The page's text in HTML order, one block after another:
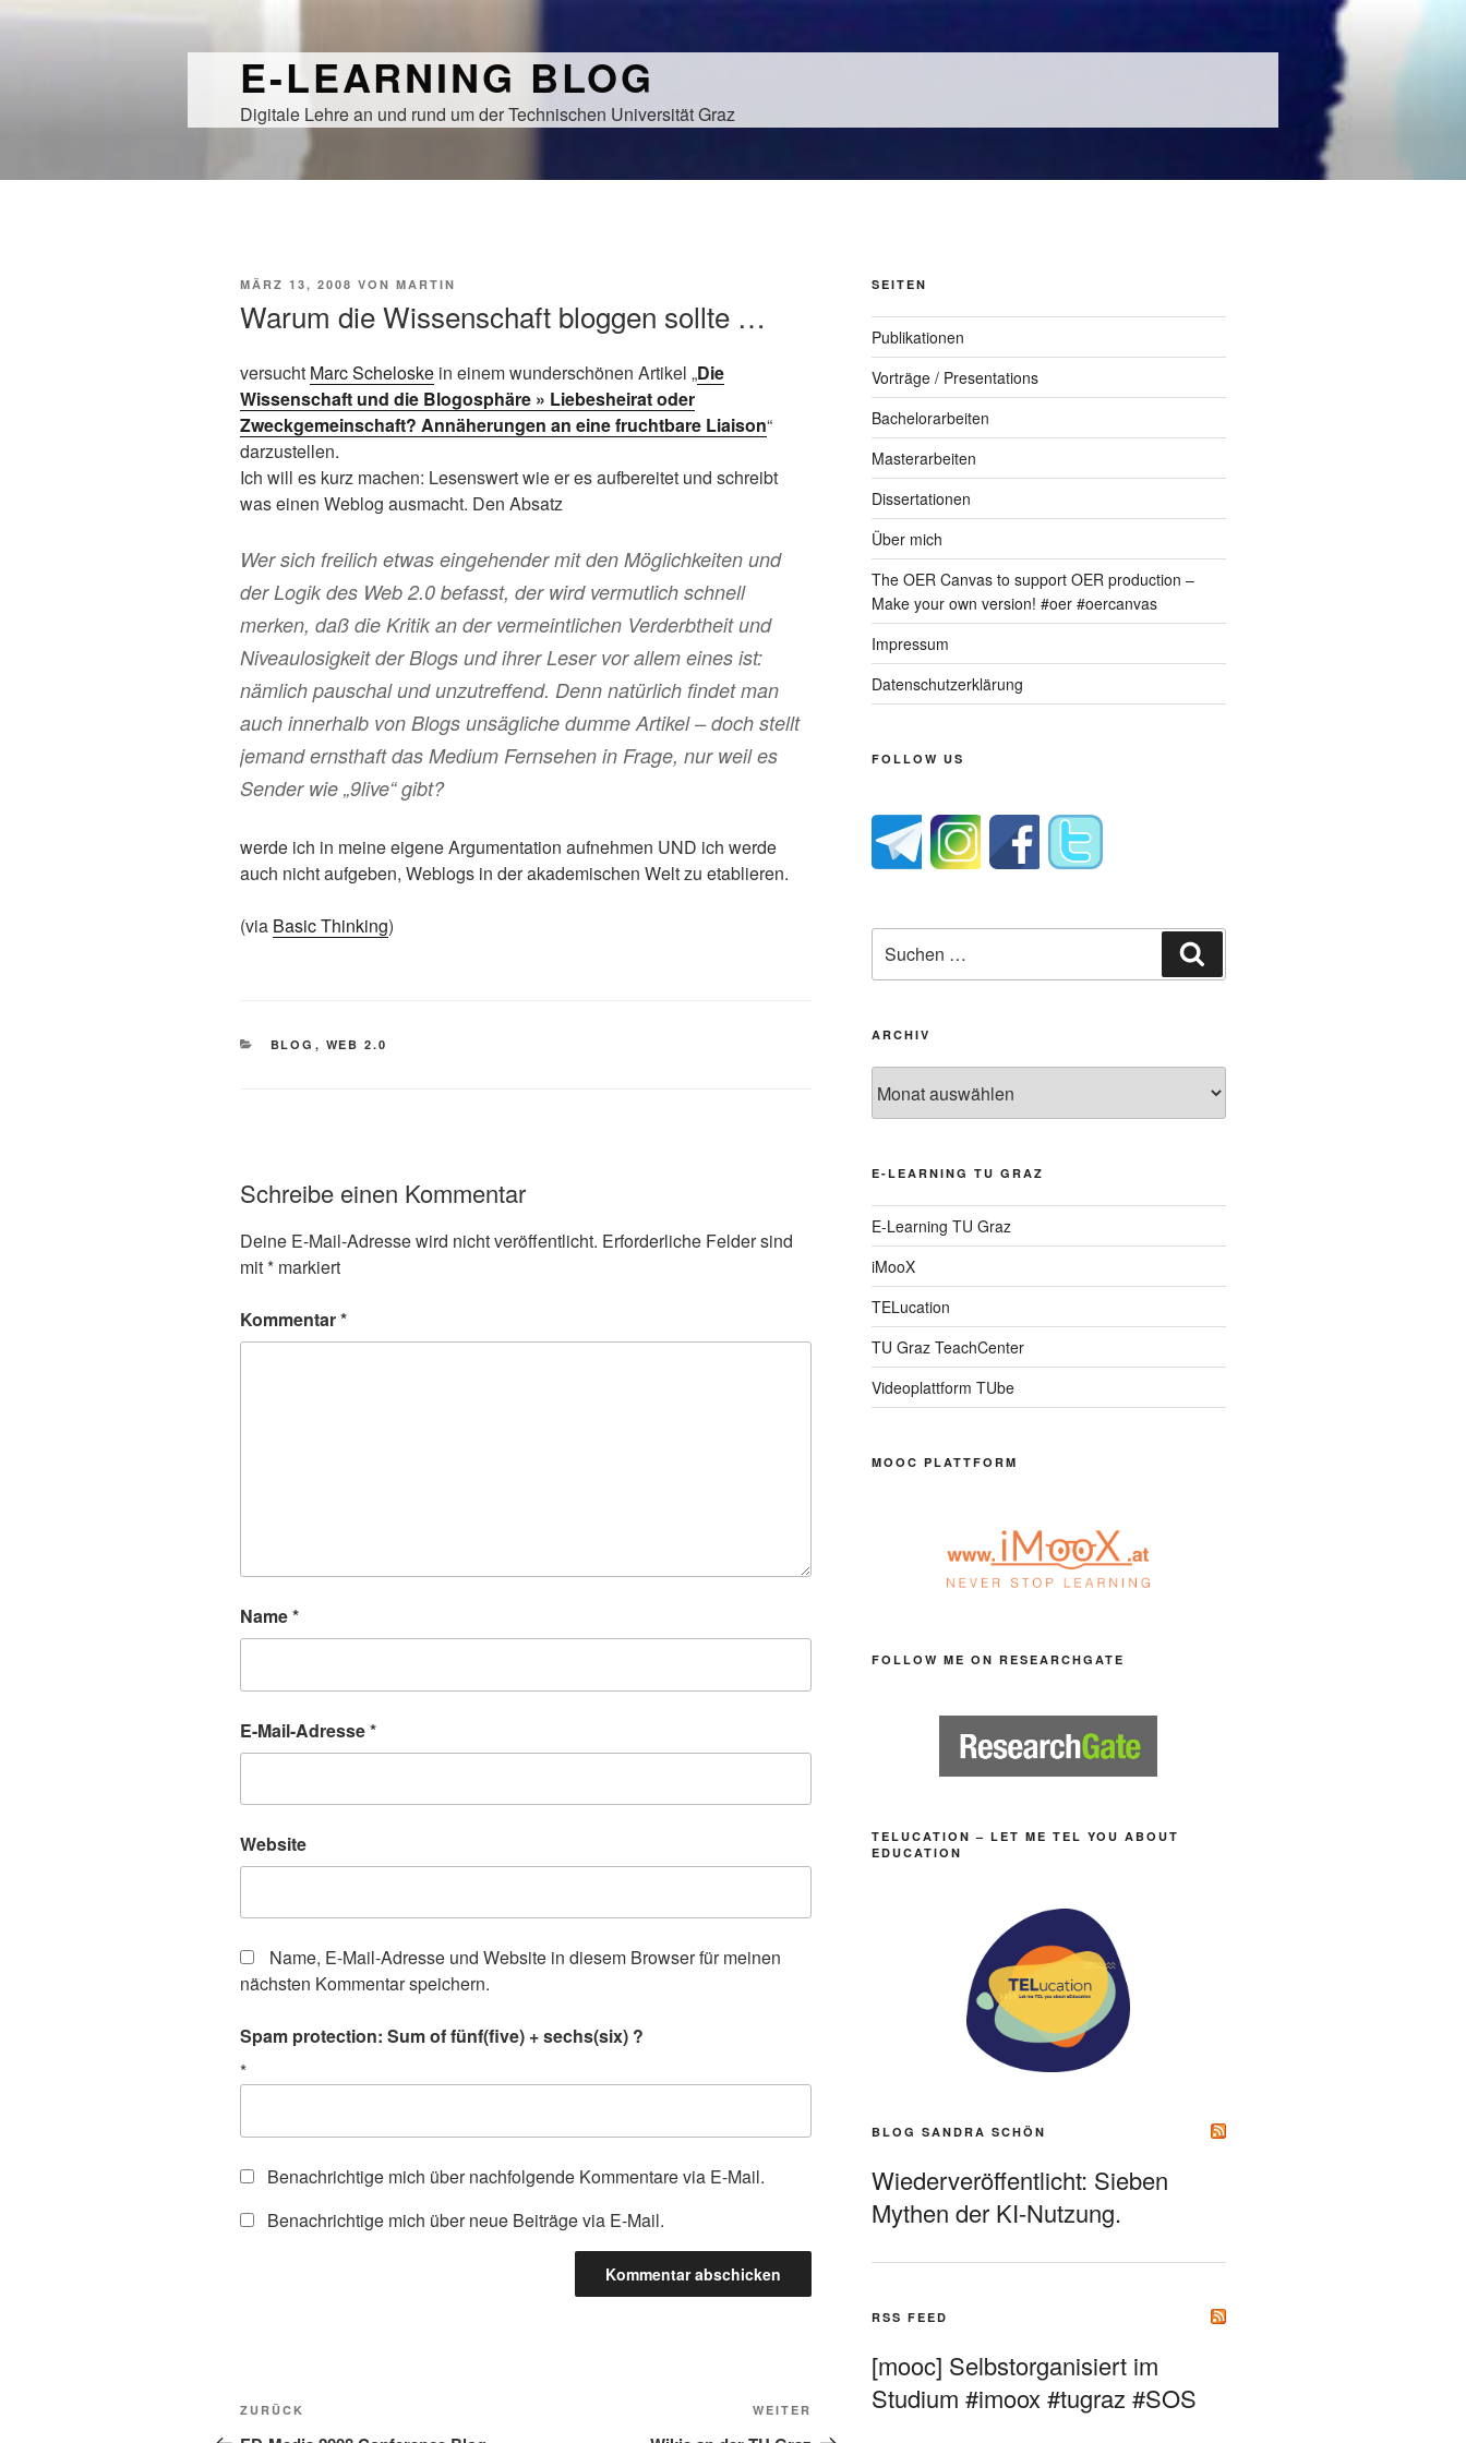
E-LEARNING BLOG
Digitale Lehre an und rund um der Technischen Universität Graz
VERÖFFENTLICHT
MÄRZ 13, 2008 VON MARTIN
Warum die Wissenschaft bloggen sollte …
versucht Marc Scheloske in einem wunderschönen Artikel „Die
Wissenschaft und die Blogosphäre » Liebesheirat oder
Zweckgemeinschaft? Annäherungen an eine fruchtbare Liaison“
darzustellen.
Ich will es kurz machen: Lesenswert wie er es aufbereitet und schreibt
was einen Weblog ausmacht. Den Absatz
Wer sich freilich etwas eingehender mit den Möglichkeiten und
der Logik des Web 2.0 befasst, der wird vermutlich schnell
merken, daß die Kritik an der vermeintlichen Verderbtheit und
Niveaulosigkeit der Blogs und ihrer Leser vor allem eines ist:
nämlich pauschal und unzutreffend. Denn natürlich findet man
auch innerhalb von Blogs unsägliche dumme Artikel – doch stellt
jemand ernsthaft das Medium Fernsehen in Frage, nur weil es
Sender wie „9live“ gibt?
werde ich in meine eigene Argumentation aufnehmen UND ich werde
auch nicht aufgeben, Weblogs in der akademischen Welt zu etablieren.
(via Basic Thinking)
KATEGORIEN
BLOG , WEB 2.0
Schreibe einen Kommentar
Deine E-Mail-Adresse wird nicht veröffentlicht. Erforderliche Felder sind
mit* markiert
Kommentar*
Name*
E-Mail-Adresse*
Website
Name, E-Mail-Adresse und Website in diesem Browser für meinen
nächsten Kommentar speichern.
Spam protection: Sum of fünf(five) + sechs(six) ?
*
Benachrichtige mich über nachfolgende Kommentare via E-Mail.
Benachrichtige mich über neue Beiträge via E-Mail.
Beitragsnavigation
Vorheriger
ZURÜCK
Nächster
WEITER
SEITEN
Publikationen
Vorträge / Presentations
Bachelorarbeiten
Masterarbeiten
Dissertationen
Über mich
The OER Canvas to support OER production –
Make your own version! #oer #oercanvas
Impressum
Datenschutzerklärung
FOLLOW US
nach:
ARCHIV
E-LEARNING TU GRAZ
E-Learning TU Graz
iMooX
TELucation
TU Graz TeachCenter
Videoplattform TUbe
MOOC PLATTFORM
FOLLOW ME ON RESEARCHGATE
TELUCATION – LET ME TEL YOU ABOUT
EDUCATION
BLOG SANDRA SCHÖN
Wiederveröffentlicht: Sieben
Mythen der KI-Nutzung.
RSS FEED
[mooc] Selbstorganisiert im
Studium #imoox #tugraz #SOS